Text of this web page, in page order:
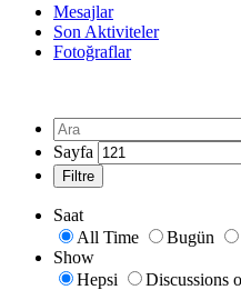
Mesajlar
Son Aktiviteler
Fotoğraflar
Sayfa
Filtre
Saat
All Time
Bugün
Show
Hepsi
Discussions